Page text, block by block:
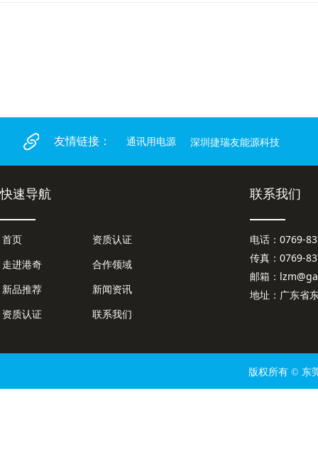
友情链接： 通讯用电源 深圳捷瑞友能源科技
快速导航
首页
走进港奇
新品推荐
资质认证
资质认证
合作领域
新闻资讯
联系我们
联系我们
电话：
传真：0769-
邮箱：
地址：广东省
版权所有 ©